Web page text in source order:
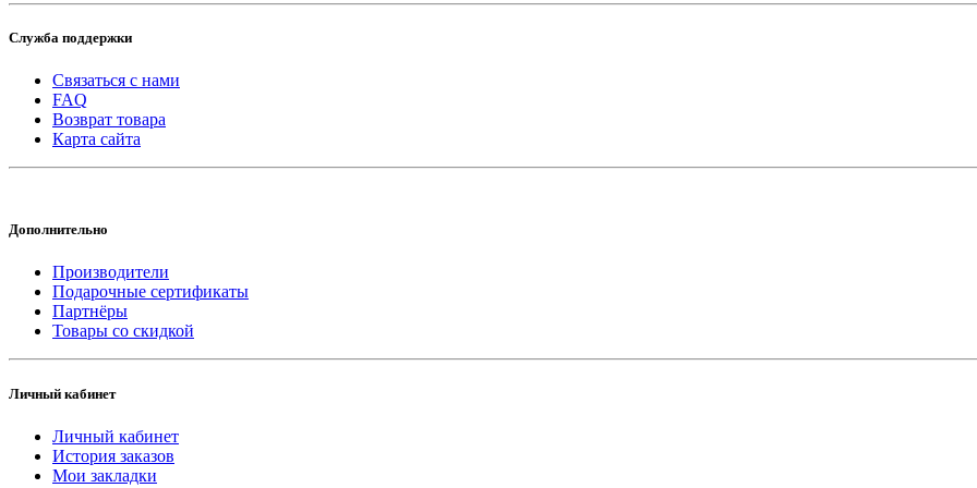
Служба поддержки
Связаться с нами
FAQ
Возврат товара
Карта сайта
Дополнительно
Производители
Подарочные сертификаты
Партнёры
Товары со скидкой
Личный кабинет
Личный кабинет
История заказов
Мои закладки